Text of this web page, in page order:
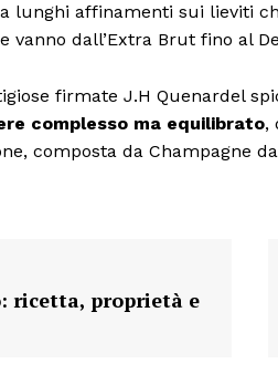
lunghi affinamenti sui lieviti
vanno dall’Extra Brut fino al
firmate J.H Quenardel
complesso ma equilibrato,
composta da Champagne
ricetta, proprietà e